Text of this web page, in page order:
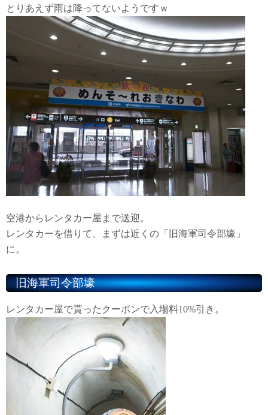
とりあえず雨は降ってないようですｗ
空港からレンタカー屋まで送迎。
レンタカーを借りて、まずは近くの「旧海軍司令部壕」
に。
旧海軍司令部壕
レンタカー屋で貰ったクーポンで入場料10%引き。